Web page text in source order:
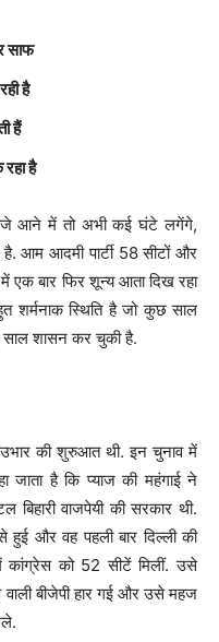
साफ
है
हैं
है
आने में तो अभी कई घंटे लगेंगे,
आम आदमी पार्टी 58 सीटों और
एक बार फिर शून्य आता दिख रहा
शर्मनाक स्थ‍िति है जो कुछ साल
साल शासन कर चुकी है.
की शुरुआत थी. इन चुनाव में
है कि प्याज की महंगाई ने
बिहारी वाजपेयी की सरकार थी.
हुई और वह पहली बार दिल्ली की
कांग्रेस को 52 सीटें मिलीं. उसे
बीजेपी हार गई और उसे महज